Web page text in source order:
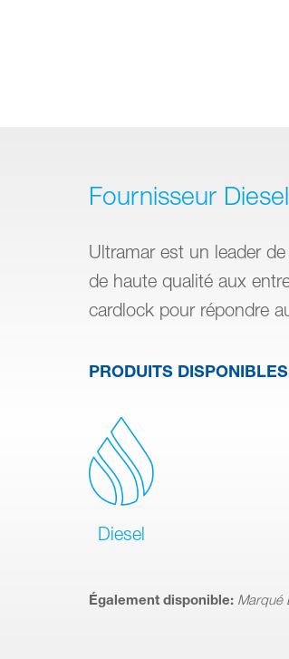
Fournisseur
Ultramar est un leader
de haute qualité aux
cardlock pour répondre
PRODUITS DISPONIBLES
Diesel
Également disponible: Marqué